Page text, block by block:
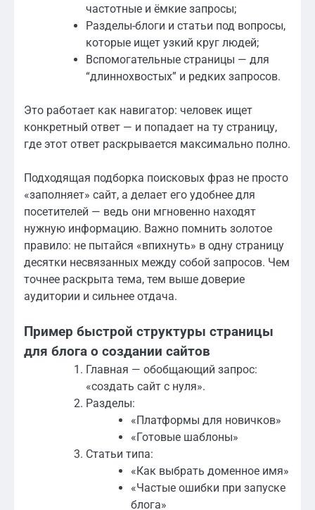
частотные и ёмкие запросы;
Разделы-блоги и статьи под вопросы,
которые ищет узкий круг людей;
Вспомогательные страницы — для
“длиннохвостых” и редких запросов.
Это работает как навигатор: человек ищет
конкретный ответ — и попадает на ту страницу,
где этот ответ раскрывается максимально полно.
Подходящая подборка поисковых фраз не просто
«заполняет» сайт, а делает его удобнее для
посетителей — ведь они мгновенно находят
нужную информацию. Важно помнить золотое
правило: не пытайся «впихнуть» в одну страницу
десятки несвязанных между собой запросов. Чем
точнее раскрыта тема, тем выше доверие
аудитории и сильнее отдача.
Пример быстрой структуры страницы
для блога о создании сайтов
Главная — обобщающий запрос:
«создать сайт с нуля».
Разделы:
«Платформы для новичков»
«Готовые шаблоны»
Статьи типа:
«Как выбрать доменное имя»
«Частые ошибки при запуске
блога»